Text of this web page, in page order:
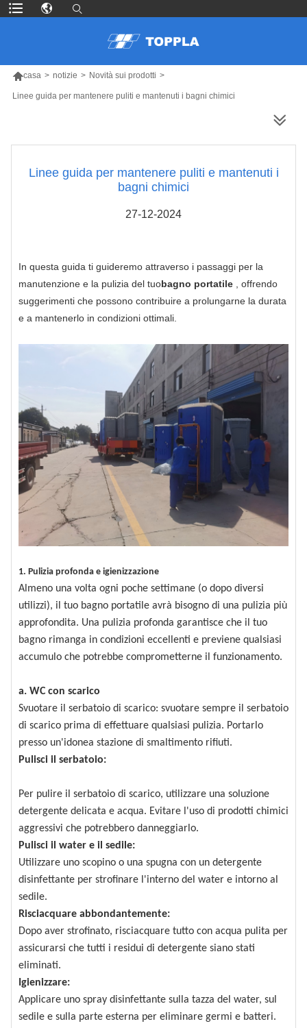
casa > notizie > Novità sui prodotti >
Linee guida per mantenere puliti e mantenuti i bagni chimici
Linee guida per mantenere puliti e mantenuti i
bagni chimici
27-12-2024
In questa guida ti guideremo attraverso i passaggi per la
manutenzione e la pulizia del tuobagno portatile , offrendo
suggerimenti che possono contribuire a prolungarne la durata
e a mantenerlo in condizioni ottimali.
1. Pulizia profonda e igienizzazione
Almeno una volta ogni poche settimane (o dopo diversi
utilizzi), il tuo bagno portatile avrà bisogno di una pulizia più
approfondita. Una pulizia profonda garantisce che il tuo
bagno rimanga in condizioni eccellenti e previene qualsiasi
accumulo che potrebbe comprometterne il funzionamento.
a. WC con scarico
Svuotare il serbatoio di scarico: svuotare sempre il serbatoio
di scarico prima di effettuare qualsiasi pulizia. Portarlo
presso un'idonea stazione di smaltimento rifiuti.
Pulisci il serbatoio:
Per pulire il serbatoio di scarico, utilizzare una soluzione
detergente delicata e acqua. Evitare l'uso di prodotti chimici
aggressivi che potrebbero danneggiarlo.
Pulisci il water e il sedile:
Utilizzare uno scopino o una spugna con un detergente
disinfettante per strofinare l'interno del water e intorno al
sedile.
Risciacquare abbondantemente:
Dopo aver strofinato, risciacquare tutto con acqua pulita per
assicurarsi che tutti i residui di detergente siano stati
eliminati.
Igienizzare:
Applicare uno spray disinfettante sulla tazza del water, sul
sedile e sulla parte esterna per eliminare germi e batteri.